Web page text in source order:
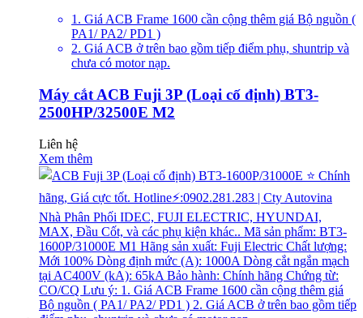
1. Giá ACB Frame 1600 cần cộng thêm giá Bộ nguồn (
PA1/ PA2/ PD1 )
2. Giá ACB ở trên bao gồm tiếp điểm phụ, shuntrip và
chưa có motor nạp.
Máy cắt ACB Fuji 3P (Loại cố định) BT3-
2500HP/32500E M2
Liên hệ
Xem thêm